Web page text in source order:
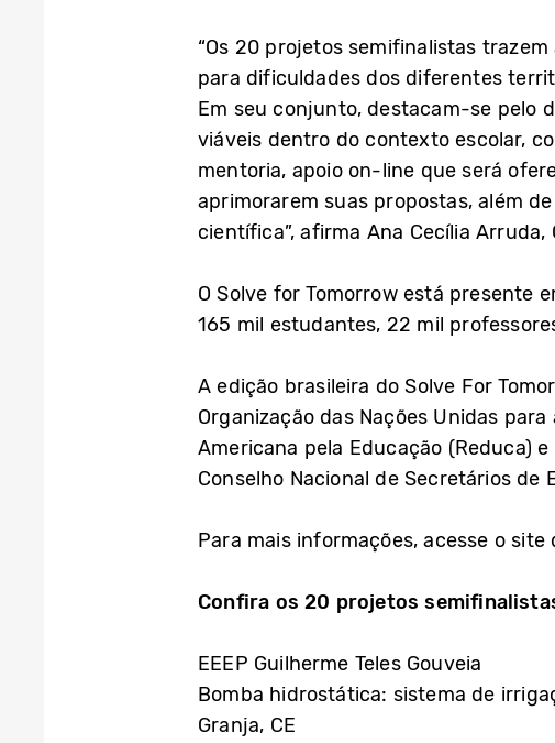
“Os 20 projetos semifinalistas
para dificuldades dos diferentes
Em seu conjunto, destacam-se pelo
viáveis dentro do contexto escolar,
mentoria, apoio on-line que será
aprimorarem suas propostas, além
científica”, afirma Ana Cecília
O Solve for Tomorrow está presente
165 mil estudantes, 22 mil
A edição brasileira do Solve For
Organização das Nações Unidas
Americana pela Educação (Reduca)
Conselho Nacional de Secretários de
Para mais informações, acesse o site
Confira os 20 projetos
EEEP Guilherme Teles Gouveia
Bomba hidrostática: sistema de
Granja, CE